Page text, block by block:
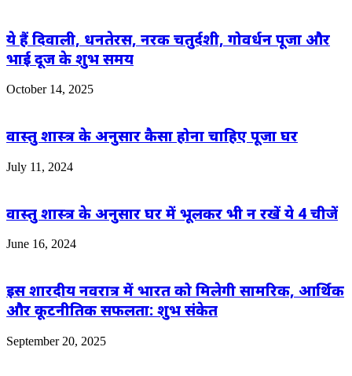
ये हैं दिवाली, धनतेरस, नरक चतुर्दशी, गोवर्धन पूजा और
भाई दूज के शुभ समय
October 14, 2025
वास्तु शास्त्र के अनुसार कैसा होना चाहिए पूजा घर
July 11, 2024
वास्तु शास्त्र के अनुसार घर में भूलकर भी न रखें ये 4 चीजें
June 16, 2024
इस शारदीय नवरात्र में भारत को मिलेगी सामरिक, आर्थिक
और कूटनीतिक सफलता: शुभ संकेत
September 20, 2025